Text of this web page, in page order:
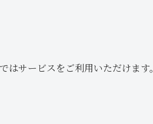
サービスをご利用いただけます。